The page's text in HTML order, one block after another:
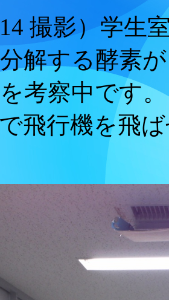
撮影）学生
解する酵素
考察中です
飛行機を飛